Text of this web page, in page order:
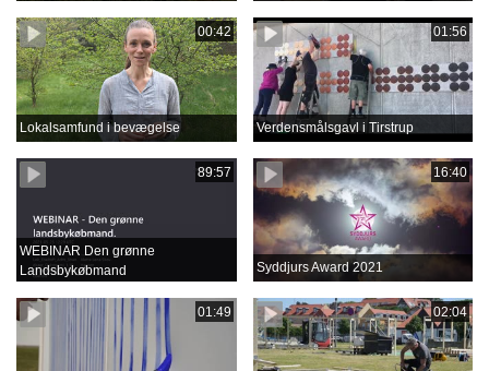
00:42
Lokalsamfund i bevægelse
01:56
Verdensmålsgavl i Tirstrup
89:57
WEBINAR Den grønne
Landsbykøbmand
16:40
Syddjurs Award 2021
01:49 02:04